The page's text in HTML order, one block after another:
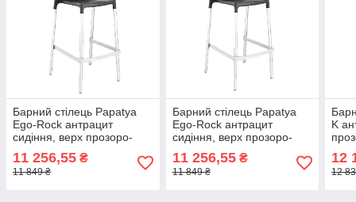
Барний стілець Papatya
Ego-Rock антрацит
сидіння, верх прозоро-
11 256,55 ₴
11 849 ₴
Барний стілець Papatya
Ego-Rock антрацит
сидіння, верх прозоро-
11 256,55₴
11 849 ₴
K
12
12